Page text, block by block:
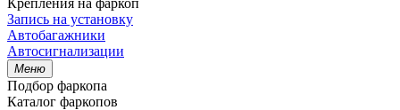
Запись на установку
Автобагажники
Автосигнализации
Меню
Подбор фаркопа
Каталог фаркопов